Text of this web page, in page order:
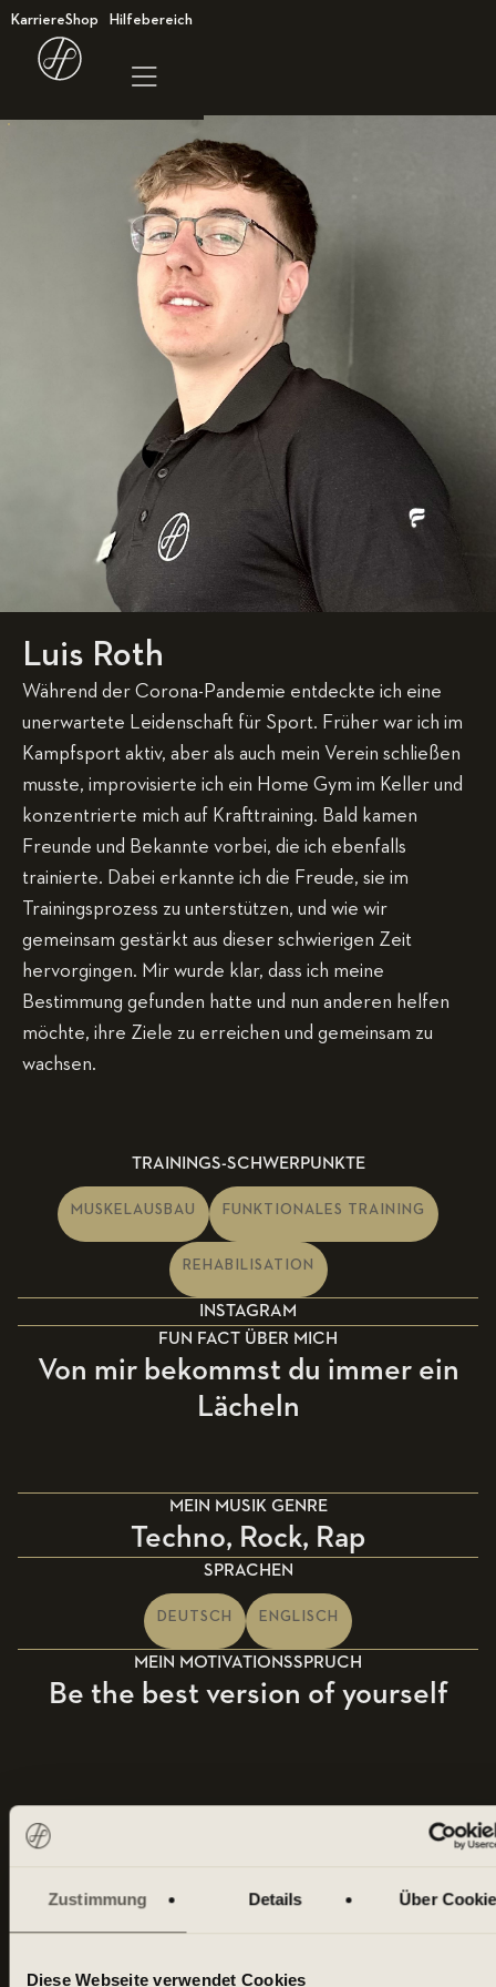
Zustimmung Details Über
Diese Webseite verwendet Cookies
KarriereShop Hilfebereich
Luis Roth
Während der Corona-Pandemie entdeckte ich eine
unerwartete Leidenschaft für Sport. Früher war ich im
Kampfsport aktiv, aber als auch mein Verein schließen
musste, improvisierte ich ein Home Gym im Keller und
konzentrierte mich auf Krafttraining. Bald kamen
Freunde und Bekannte vorbei, die ich ebenfalls
trainierte. Dabei erkannte ich die Freude, sie im
Trainingsprozess zu unterstützen, und wie wir
gemeinsam gestärkt aus dieser schwierigen Zeit
hervorgingen. Mir wurde klar, dass ich meine
Bestimmung gefunden hatte und nun anderen helfen
möchte, ihre Ziele zu erreichen und gemeinsam zu
wachsen.
TRAININGS-SCHWERPUNKTE
MUSKELAUSBAU FUNKTIONALES TRAINING
REHABILISATION
INSTAGRAM
FUN FACT ÜBER MICH
Von mir bekommst du immer ein
Lächeln
MEIN MUSIK GENRE
Techno, Rock, Rap
SPRACHEN
DEUTSCH ENGLISCH
MEIN MOTIVATIONSSPRUCH
Be the best version of yourself